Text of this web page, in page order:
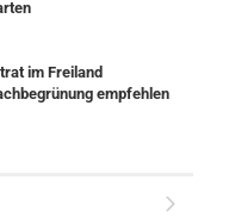
im Freiland
empfehlen